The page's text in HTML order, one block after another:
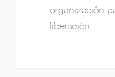
organización
liberación…